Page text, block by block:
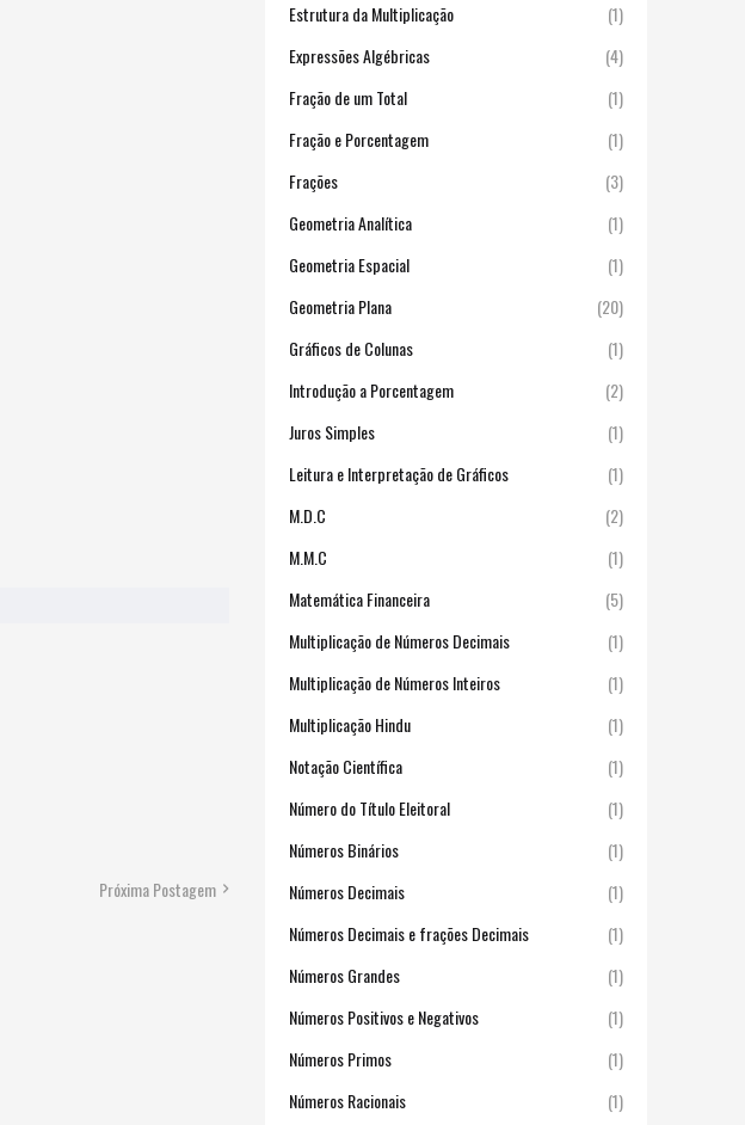
Próxima Postagem
Estrutura da Multiplicação
(1)
Expressões Algébricas
(4)
Fração de um Total
(1)
Fração e Porcentagem
(1)
Frações
(3)
Geometria Analítica
(1)
Geometria Espacial
(1)
Geometria Plana
(20)
Gráficos de Colunas
(1)
Introdução a Porcentagem
(2)
Juros Simples
(1)
Leitura e Interpretação de Gráficos
(1)
M.D.C
(2)
M.M.C
(1)
Matemática Financeira
(5)
Multiplicação de Números Decimais
(1)
Multiplicação de Números Inteiros
(1)
Multiplicação Hindu
(1)
Notação Científica
(1)
Número do Título Eleitoral
(1)
Números Binários
(1)
Números Decimais
(1)
Números Decimais e frações Decimais
(1)
Números Grandes
(1)
Números Positivos e Negativos
(1)
Números Primos
(1)
Números Racionais
(1)